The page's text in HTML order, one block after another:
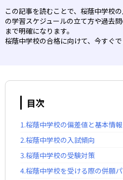
この記事を読むことで、桜蔭中学校
の学習スケジュールの立て方や過去
まで明確になります。
桜蔭中学校の合格に向けて、今すぐで
目次
1.桜蔭中学校の偏差値と基本情報
2.桜蔭中学校の入試傾向
3.桜蔭中学校の受験対策
4.桜蔭中学校を受ける際の併願